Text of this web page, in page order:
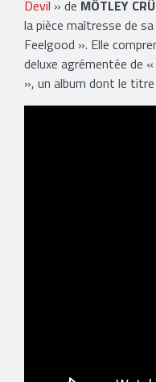
Devil » de MÖTLEY
la pièce maîtresse de
Feelgood ». Elle
deluxe agrémentée de
», un album dont le